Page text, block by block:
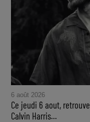
6 août 2026
Ce jeudi 6 aout,
Calvin Harris...